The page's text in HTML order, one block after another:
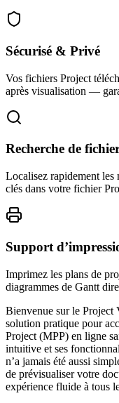
Sécurisé & Privé
Vos fichiers Project
après visualisation —
Recherche de
Localisez rapidement les
clés dans votre fichier
Support
Imprimez les plans de
diagrammes de Gantt
Bienvenue sur le
solution pratique pour
Project (MPP) en ligne
intuitive et ses
n’a jamais été aussi
de prévisualiser votre
expérience fluide à tous